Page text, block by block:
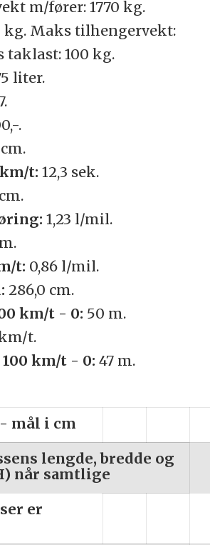
m/fører: 1770 kg.
kg. Maks tilhengervekt:
taklast: 100 kg.
liter.
.
t: 12,3 sek.
1,23 l/mil.
t: 0,86 l/mil.
286,0 cm.
km/t - 0: 50 m.
t.
km/t - 0: 47 m.
mål i cm
lengde, bredde og
når samtlige
er